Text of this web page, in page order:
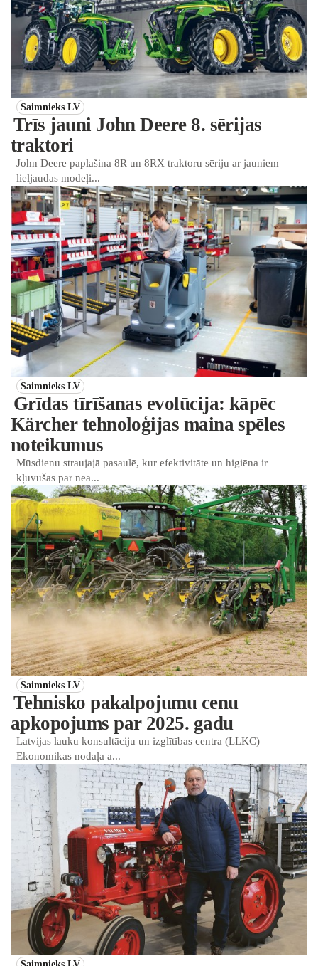
Saimnieks LV
Trīs jauni John Deere 8. sērijas
traktori
John Deere paplašina 8R un 8RX traktoru sēriju ar jauniem
lieljaudas modeļi...
Saimnieks LV
Grīdas tīrīšanas evolūcija: kāpēc
Kärcher tehnoloģijas maina spēles
noteikumus
Mūsdienu straujajā pasaulē, kur efektivitāte un higiēna ir
kļuvušas par nea...
Saimnieks LV
Tehnisko pakalpojumu cenu
apkopojums par 2025. gadu
Latvijas lauku konsultāciju un izglītības centra (LLKC)
Ekonomikas nodaļa a...
Saimnieks LV